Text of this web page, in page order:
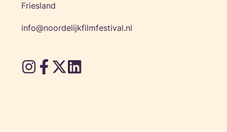
Friesland
info@noordelijkfilmfestival.nl